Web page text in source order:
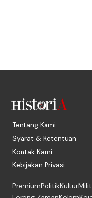
Tentang Kami
Syarat & Ketentuan
Kontak Kami
Kebijakan Privasi
PremiumPolitikKultur